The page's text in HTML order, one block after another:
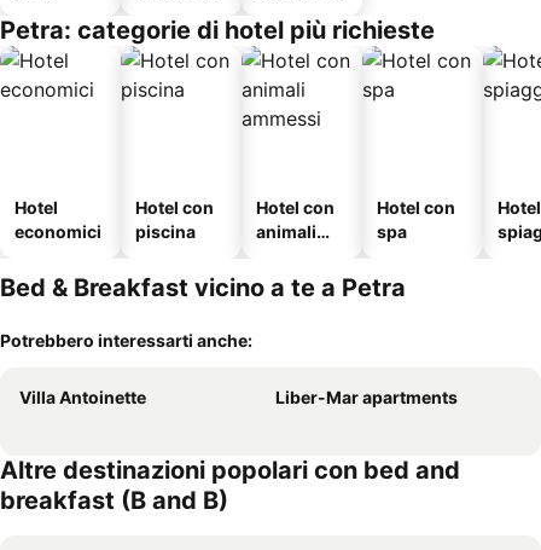
Petra: categorie di hotel più richieste
Hotel
economici
Hotel con
piscina
Hotel con
animali
Hotel con
spa
Bed & Breakfast vicino a te a Petra
Potrebbero interessarti anche:
Villa Antoinette Liber-Mar apartments
Altre destinazioni popolari con bed and
breakfast (B and B)